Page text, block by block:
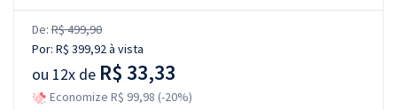
De: R$ 499,90
Por: R$ 399,92à vista
ou 12x de R$ 33,33
Economize R$ 99,98 (-20%)